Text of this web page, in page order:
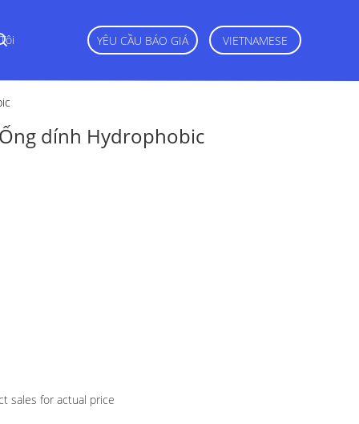
YÊU CẦU BÁO GIÁ VIETNAMESE
dính Hydrophobic
sales for actual price